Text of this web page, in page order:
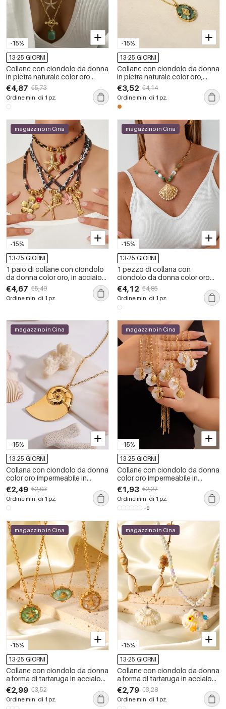
-15%
13-25 GIORNI
Collane con ciondolo da donna
in pietra naturale color oro
impermeabile in acciaio
inossidabile a forma di stella
marina
€4,87 €5,73
Ordine min. di 1 pz.
-15%
13-25 GIORNI
Collane con ciondolo da donna
in pietra naturale color oro,
semplici e impermeabili, in
acciaio inossidabile
€3,52 €4,14
Ordine min. di 1 pz.
-15%
magazzino in Cina
13-25 GIORNI
1 paio di collane con ciondolo
da donna color oro, in acciaio
inossidabile, impermeabili, a
forma di tartaruga sexy, serie
lussuosa
€4,67 €5,49
Ordine min. di 1 pz.
-15%
magazzino in Cina
13-25 GIORNI
1 pezzo di collana con
ciondolo da donna color oro
impermeabile in acciaio
inossidabile a forma di tartaruga
per le vacanze
€4,12 €4,85
Ordine min. di 1 pz.
-15%
magazzino in Cina
13-25 GIORNI
Collana con ciondolo da donna
color oro impermeabile in
acciaio inossidabile a forma di
tartaruga retrò, serie semplice, 1
pezzo
€2,49 €2,93
Ordine min. di 1 pz.
-15%
magazzino in Cina
13-25 GIORNI
Collane con ciondolo da donna
color oro impermeabile in
acciaio inossidabile a forma di
tartaruga per le vacanze
€1,93 €2,27
Ordine min. di 1 pz.
+9
-15%
magazzino in Cina
13-25 GIORNI
Collane con ciondolo da donna
a forma di tartaruga in acciaio
inossidabile, impermeabili, color
oro
€2,99 €3,52
Ordine min. di 1 pz.
-15%
magazzino in Cina
13-25 GIORNI
Collane con ciondolo da donna
a forma di tartaruga in acciaio
inossidabile, impermeabili, color
oro
€2,79 €3,28
Ordine min. di 1 pz.